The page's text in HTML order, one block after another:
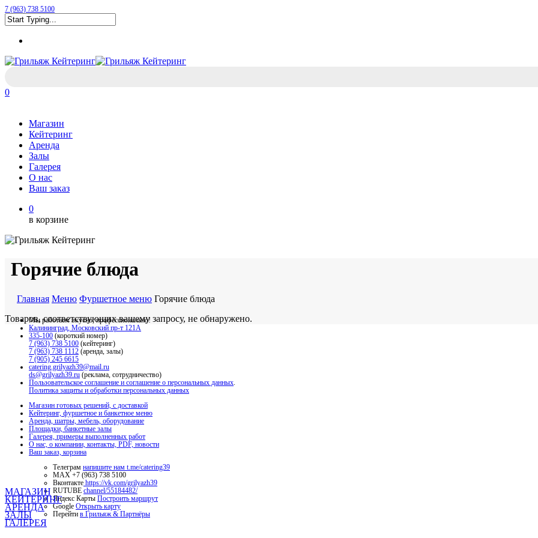
Skip
to
content
7 (963) 738 5100
Search
0
Магазин
Кейтеринг
Аренда
Залы
Галерея
О нас
Ваш заказ
0
в корзине
Горячие блюда
Главная Меню Фуршетное меню Горячие блюда
Товаров, соответствующих вашему запросу, не обнаружено.
Мы работаем вкусно, профессионально!
Калининград, Московский пр-т 121А
335-100 (короткий номер)
7 (963) 738 5100 (кейтеринг)
7 (963) 738 1112 (аренда, залы)
7 (905) 245 6615
catering.grilyazh39@mail.ru
ds@grilyazh39.ru (реклама, сотрудничество)
Пользовательское соглашение и соглашение о персональных данных.
Политика защиты и обработки персональных данных
Магазин готовых решений, с доставкой
Кейтеринг, фуршетное и банкетное меню
Аренда, шатры, мебель, оборудование
Площадки, банкетные залы
Галерея, примеры выполненных работ
О нас, о компании, контакты, PDF, новости
Ваш заказ, корзина
Телеграм напишите нам t.me/catering39
МАХ +7 (963) 738 5100
Вконтакте https://vk.com/grilyazh39
RUTUBE channel/55184482/
Яндекс Карты Построить маршрут
Google Открыть карту
Перейти в Грильяж & Партнёры
МАГАЗИН
КЕЙТЕРИНГ
АРЕНДА
ЗАЛЫ
ГАЛЕРЕЯ